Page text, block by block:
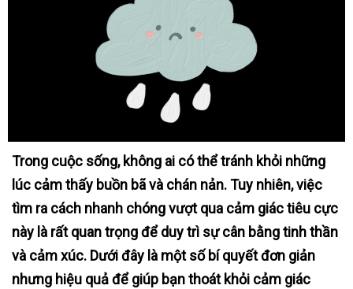
Trong cuộc sống, không ai có thể tránh khỏi những
lúc cảm thấy buồn bã và chán nản. Tuy nhiên, việc
tìm ra cách nhanh chóng vượt qua cảm giác tiêu cực
này là rất quan trọng để duy trì sự cân bằng tinh thần
và cảm xúc. Dưới đây là một số bí quyết đơn giản
nhưng hiệu quả để giúp bạn thoát khỏi cảm giác